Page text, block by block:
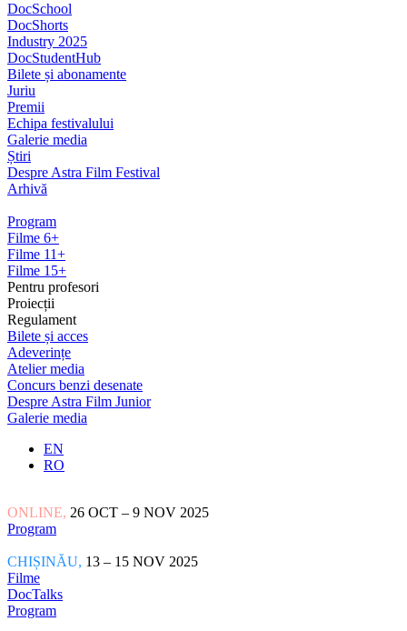
DocSchool
DocShorts
Industry 2025
DocStudentHub
Bilete și abonamente
Juriu
Premii
Echipa festivalului
Galerie media
Știri
Despre Astra Film Festival
Arhivă
Program
Filme 6+
Filme 11+
Filme 15+
Pentru profesori
Proiecții
Regulament
Bilete și acces
Adeverințe
Atelier media
Concurs benzi desenate
Despre Astra Film Junior
Galerie media
EN
RO
ONLINE, 26 OCT – 9 NOV 2025
Program
CHIȘINĂU, 13 – 15 NOV 2025
Filme
DocTalks
Program